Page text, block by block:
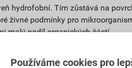
hydrofobní. Tím zůstává na
živné podmínky pro
malý podíl organických částí.
zůstává povrch omítky čistý
barvách.
Používáme cookies pro